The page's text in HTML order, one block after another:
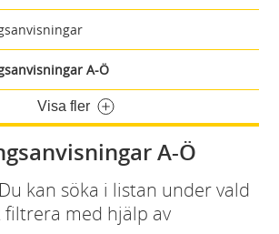
A-Ö
Visa fler
A-Ö
kan söka i listan under vald
filtrera med hjälp av